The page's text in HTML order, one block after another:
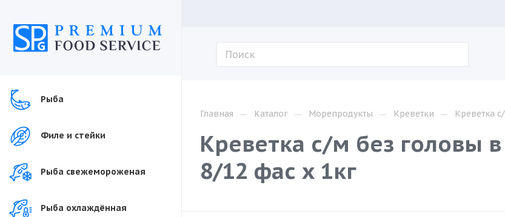
Рыба
Филе и стейки
Рыба свежемороженая
Рыба охлаждённая
Главная — Каталог — Морепродукты — Креветки — Креветка
Креветка с/м без головы
8/12 фас х 1кг